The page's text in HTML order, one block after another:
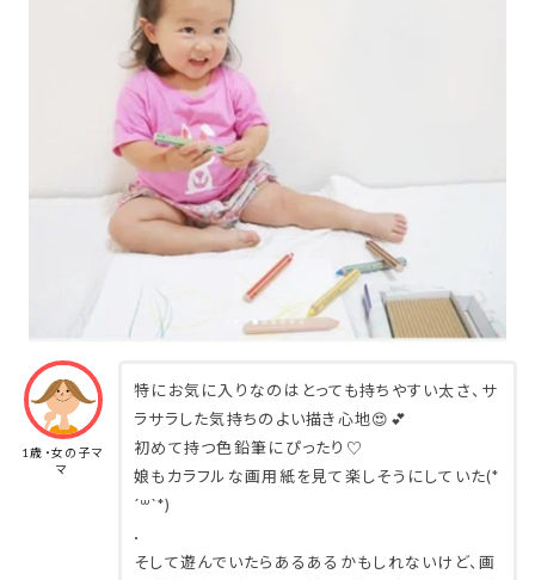
1歳・女の子マ
マ
特にお気に入りなのはとっても持ちやすい太さ、サ
ラサラした気持ちのよい描き心地😍💕
初めて持つ色鉛筆にぴったり♡
娘もカラフルな画用紙を見て楽しそうにしていた(*
´꒳`*)
．
そして遊んでいたらあるあるかもしれないけど、画